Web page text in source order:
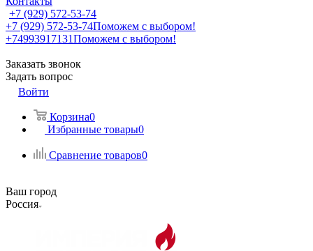
+7 (929) 572-53-74
+7 (929) 572-53-74Поможем с выбором!
+74993917131Поможем с выбором!
Заказать звонок
Задать вопрос
Войти
Корзина0
Избранные товары0
Сравнение товаров0
Ваш город
Россия